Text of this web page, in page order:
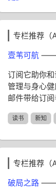
专栏推荐（
壹苇可航
订阅它助你
管理与身心
邮件带给订阅
读书 新知
专栏推荐（
破局之路 ——